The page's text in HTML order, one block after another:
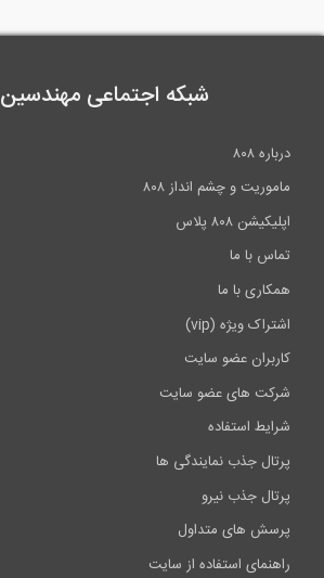
شبکه اجتماعی مهندسین 808
درباره ۸۰۸
ماموریت و چشم انداز ۸۰۸
اپلیکیشن ۸۰۸ پلاس
تماس با ما
همکاری با ما
اشتراک ویژه (vip)
کاربران عضو سایت
شرکت های عضو سایت
شرایط استفاده
پرتال جذب نمایندگی ها
پرتال جذب نیرو
پرسش های متداول
راهنمای استفاده از سایت